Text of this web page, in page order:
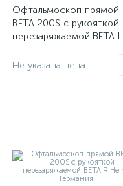
Офтальмоскоп прямой
BETA 200S с рукояткой
перезаряжаемой BETA L
Не указана цена